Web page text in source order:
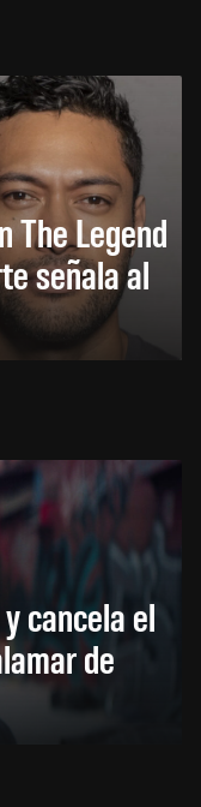
The Legend
señala al
cancela el
de